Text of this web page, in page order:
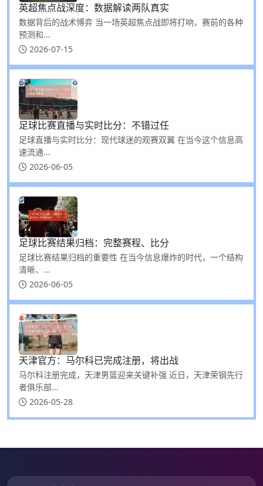
英超焦点战深度：数据解读两队真实
数据背后的战术博弈 当一场英超焦点战即将打响，赛前的各种
预测和...
2026-07-15
足球比赛直播与实时比分：不错过任
足球直播与实时比分：现代球迷的观赛双翼 在当今这个信息高
速流通...
2026-06-05
足球比赛结果归档：完整赛程、比分
足球比赛结果归档的重要性 在当今信息爆炸的时代，一个结构
清晰、...
2026-06-05
天津官方：马尔科已完成注册，将出战
马尔科注册完成，天津男篮迎来关键补强 近日，天津荣钢先行
者俱乐部...
2026-05-28